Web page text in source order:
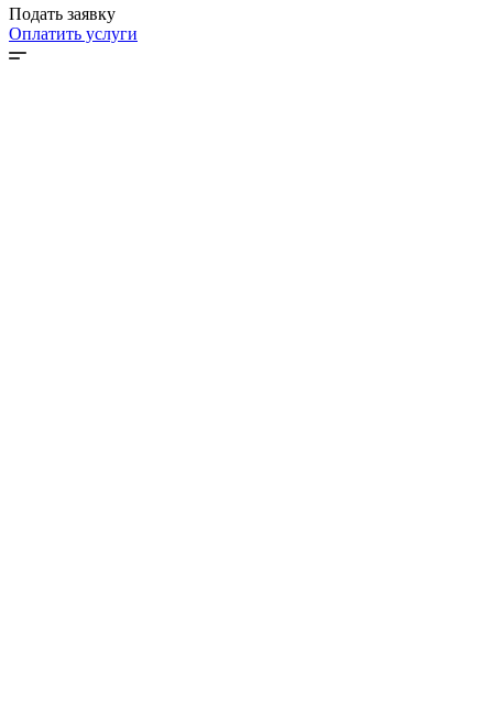
Подать заявку
Оплатить услуги